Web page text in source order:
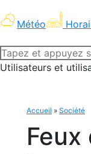
Météo
Recherche
:Utilisateurs et
Accueil » Société
Feux